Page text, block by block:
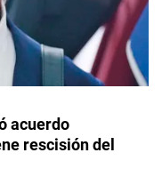
acuerdo
rescisión del